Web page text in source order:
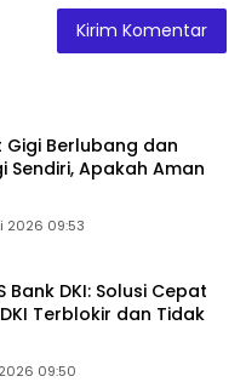
Berlubang dan
Sendiri, Apakah Aman
2026 09:53
Bank DKI: Solusi Cepat
Terblokir dan Tidak
09:50